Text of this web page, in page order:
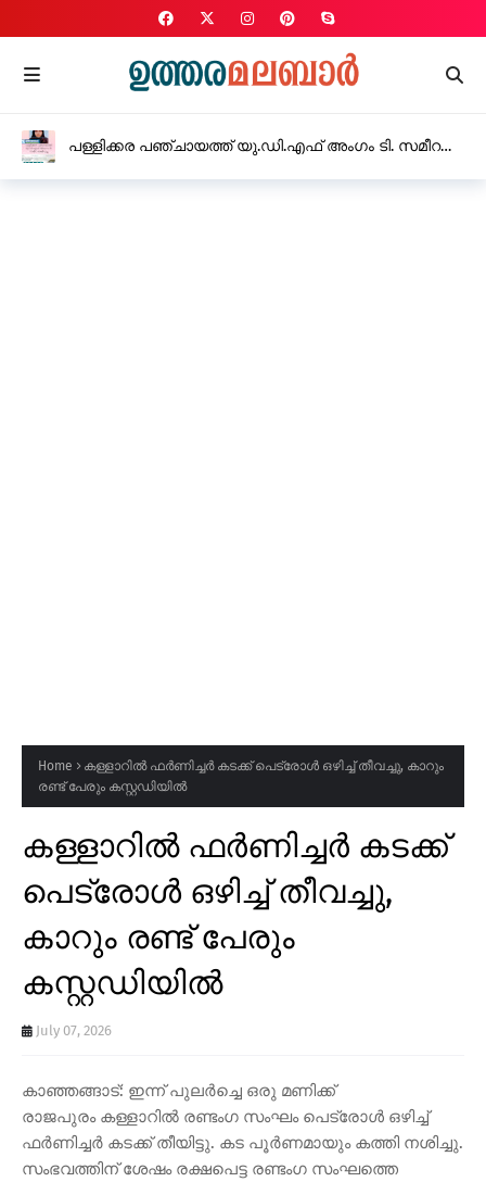
പള്ളിക്കര പഞ്ചായത്ത് യു.ഡി.എഫ് അംഗം ടി. സമീറ
Home
കള്ളാറിൽ ഫർണിച്ചർ കടക്ക് പെട്രോൾ ഒഴിച്ച് തീവച്ചു, കാറും
രണ്ട് പേരും കസ്റ്റഡിയിൽ
കള്ളാറിൽ ഫർണിച്ചർ കടക്ക്
പെട്രോൾ ഒഴിച്ച് തീവച്ചു,
കാറും രണ്ട് പേരും
കസ്റ്റഡിയിൽ
July 07, 2026
കാഞ്ഞങ്ങാട്: ഇന്ന് പുലർച്ചെ ഒരു മണിക്ക്
രാജപുരം കള്ളാറിൽ രണ്ടംഗ സംഘം പെട്രോൾ ഒഴിച്ച്
ഫർണിച്ചർ കടക്ക് തീയിട്ടു. കട പൂർണമായും കത്തി നശിച്ചു.
സംഭവത്തിന് ശേഷം രക്ഷപെട്ട രണ്ടംഗ സംഘത്തെ